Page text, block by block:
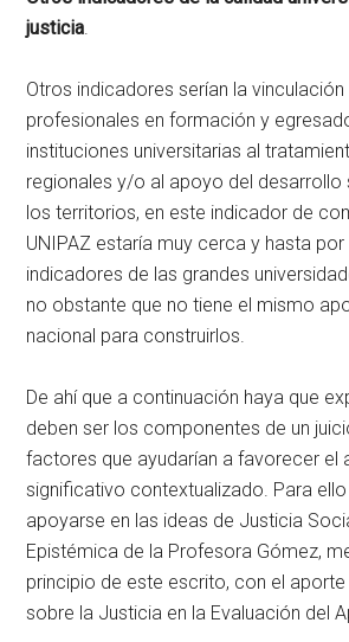
justicia.
Otros indicadores serían la vinculación
profesionales en formación y
instituciones universitarias al
regionales y/o al apoyo del desarrollo
los territorios, en este indicador de
UNIPAZ estaría muy cerca y hasta por
indicadores de las grandes
no obstante que no tiene el mismo
nacional para construirlos.
De ahí que a continuación haya que
deben ser los componentes de un
factores que ayudarían a favorecer el
significativo contextualizado. Para
apoyarse en las ideas de Justicia
Epistémica de la Profesora Gómez,
principio de este escrito, con el
sobre la Justicia en la Evaluación del